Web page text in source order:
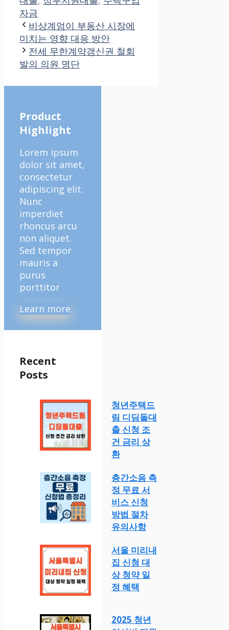
자금
비상계엄이 부동산 시장에
미치는 영향 대응 방안
전세 무한계약갱신권 철회
발의 의원 명단
Product
Highlight
Lorem ipsum
dolor sit amet,
consectetur
adipiscing elit.
Nunc
imperdiet
rhoncus arcu
non aliquet.
Sed tempor
mauris a
purus
porttitor
Learn more
Recent
Posts
청년주택드
림 디딤돌대
출 신청 조
건 금리 상
환
층간소음 측
정 무료 서
비스 신청
방법 절차
유의사항
서울 미리내
집 신청 대
상 청약 일
정 혜택
2025 청년